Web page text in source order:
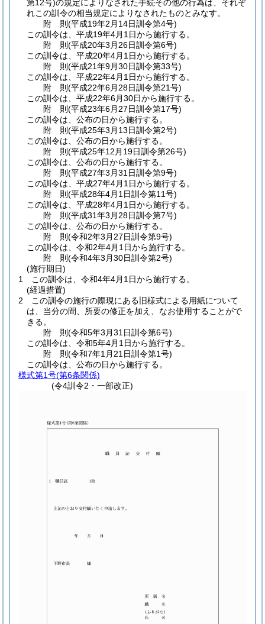
第12号)の規定によりなされた手続その他の行為は、それぞ
れこの訓令の相当規定によりなされたものとみなす。
附 則(平成19年2月14日訓令第4号)
この訓令は、平成19年4月1日から施行する。
附 則(平成20年3月26日訓令第6号)
この訓令は、平成20年4月1日から施行する。
附 則(平成21年9月30日訓令第33号)
この訓令は、平成22年4月1日から施行する。
附 則(平成22年6月28日訓令第21号)
この訓令は、平成22年6月30日から施行する。
附 則(平成23年6月27日訓令第17号)
この訓令は、公布の日から施行する。
附 則(平成25年3月13日訓令第2号)
この訓令は、公布の日から施行する。
附 則(平成25年12月19日訓令第26号)
この訓令は、公布の日から施行する。
附 則(平成27年3月31日訓令第9号)
この訓令は、平成27年4月1日から施行する。
附 則(平成28年4月1日訓令第11号)
この訓令は、平成28年4月1日から施行する。
附 則(平成31年3月28日訓令第7号)
この訓令は、公布の日から施行する。
附 則(令和2年3月27日訓令第9号)
この訓令は、令和2年4月1日から施行する。
附 則(令和4年3月30日訓令第2号)
(施行期日)
1
この訓令は、令和4年4月1日から施行する。
(経過措置)
2
この訓令の施行の際現にある旧様式による用紙について
は、当分の間、所要の修正を加え、なお使用することがで
きる。
附 則(令和5年3月31日訓令第6号)
この訓令は、令和5年4月1日から施行する。
附 則(令和7年1月21日訓令第1号)
この訓令は、公布の日から施行する。
様式第1号(第6条関係)
(令4訓令2・一部改正)